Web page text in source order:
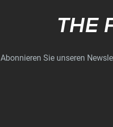
THE
Abonnieren Sie unseren